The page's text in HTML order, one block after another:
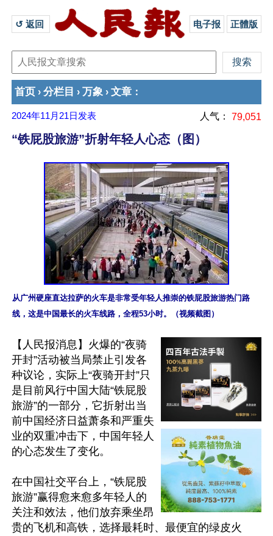
↺ 返回 电子报 正體版
首页 › 分栏目 › 万象 › 文章 ：
2024年11月21日 发表 人气： 79,051
“铁屁股旅游”折射年轻人心态（图）
从广州硬座直达拉萨的火车是非常受年轻人推崇的铁屁股旅游热门路
线，这是中国最长的火车线路，全程53小时。（视频截图）
【人民报消息】火爆的“夜骑
开封”活动被当局禁止引发各
种议论，实际上“夜骑开封”只
是目前风行中国大陆“铁屁股
旅游”的一部分，它折射出当
前中国经济日益萧条和严重失
业的双重冲击下，中国年轻人
的心态发生了变化。
在中国社交平台上，“铁屁股
旅游”赢得愈来愈多年轻人的
关注和效法，他们放弃乘坐昂
贵的飞机和高铁，选择最耗时、最便宜的绿皮火